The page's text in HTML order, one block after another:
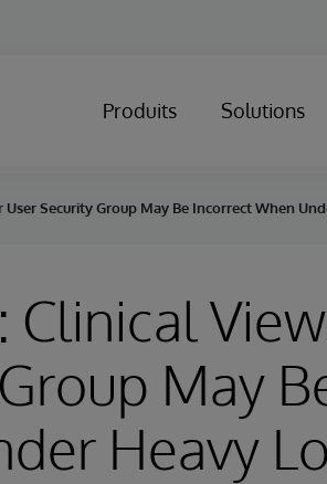
Produits Solutions
Security Group May Be Incorrect When
Clinical
May
Heavy